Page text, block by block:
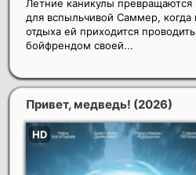
Летние каникулы
для вспыльчивой Саммер,
отдыха ей приходится
бойфрендом своей...
Привет, медведь! (2026)